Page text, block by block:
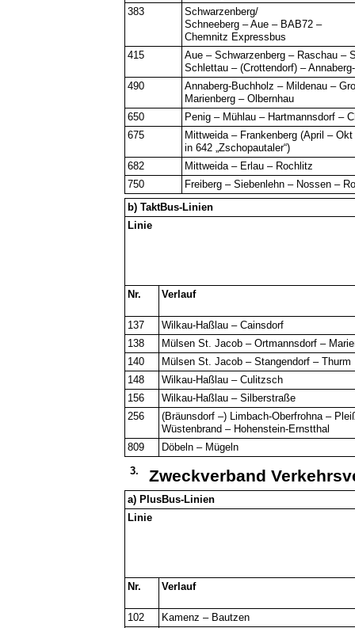
383
Schwarzenberg/
Schneeberg – Aue – BAB72 –
Chemnitz Expressbus
415
Aue – Schwarzenberg – Raschau –
Schlettau – (Crottendorf) –
490
Annaberg-Buchholz – Mildenau –
Marienberg – Olbernhau
650
Penig – Mühlau – Hartmannsdorf –
675
Mittweida – Frankenberg (April –
in 642 „Zschopautaler“)
682
Mittweida – Erlau – Rochlitz
750
Freiberg – Siebenlehn – Nossen –
b) TaktBus-Linien
Linie
Nr. Verlauf
137
Wilkau-Haßlau – Cainsdorf
138
Mülsen St. Jacob – Ortmannsdorf –
140
Mülsen St. Jacob – Stangendorf – Thurm
148
Wilkau-Haßlau – Culitzsch
156
Wilkau-Haßlau – Silberstraße
256
(Bräunsdorf –) Limbach-Oberfrohna –
Wüstenbrand – Hohenstein-Ernstthal
809
Döbeln – Mügeln
3.
Zweckverband
a) PlusBus-Linien
Linie
Nr. Verlauf
102
Kamenz – Bautzen